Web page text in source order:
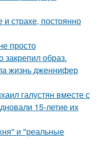
и страхе, постоянно
просто
закрепил образ.
жизнь дженнифер
галустян вместе с
15-летие их
и "реальные